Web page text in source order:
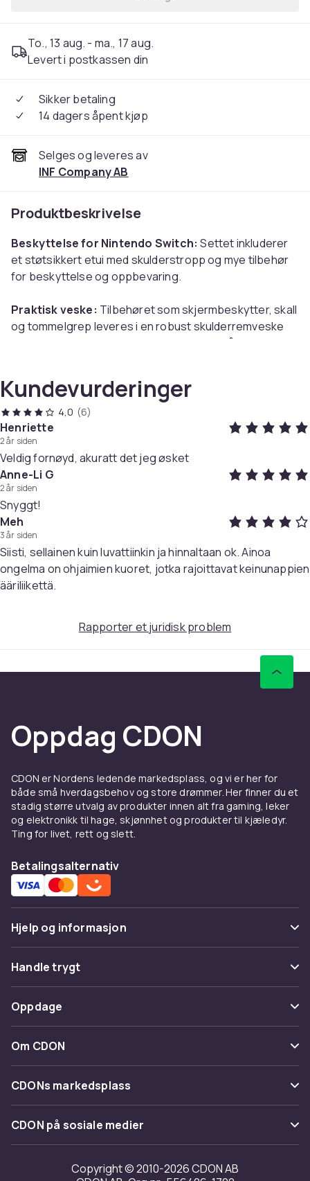
To., 13 aug. - ma., 17 aug.
Levert i postkassen din
Sikker betaling
14 dagers åpent kjøp
Selges og leveres av
INF Company AB
Produktbeskrivelse
Beskyttelse for Nintendo Switch: Settet inkluderer
et støtsikkert etui med skulderstropp og mye tilbehør
for beskyttelse og oppbevaring.
Praktisk veske: Tilbehøret som skjermbeskytter, skall
og tommelgrep leveres i en robust skulderremveske
som er praktisk oppbevaring og perfekt når du skal ha
Totalt 10 deler: Settet inkluderer en veske, et
sammenleggbart stativ, en håndleddsstropp, en
skulderreim, en skjermbeskytter i herdet glass, et rosa
beskyttelsesskall og 4 stk tommelgrep for knappene.
Spesifikasjoner:
Farge: Rosa
Mål: 26x11,5x3 cm
Materiale: PU-skinn
Kompatibel med: Nintendo Switch
Pakken inkluderer:
1 x Rosa bæreveske
1 x håndleddsstropp
1 x Rosa beskyttelsesskall
Vekt, gram
Artikkel nr.
05c1172c-6845-4bfe-b74c-9de0ce9555cc
Produktsikkerhetsinformasjon
Kundevurderinger
4,0 (6)
Henriette
2 år siden
Veldig fornøyd, akuratt det jeg øsket
Anne-Li G
2 år siden
Snyggt!
Meh
3 år siden
Siisti, sellainen kuin luvattiinkin ja hinnaltaan ok. Ainoa
ongelma on ohjaimien kuoret, jotka rajoittavat keinunappien
ääriliikettä.
Rapporter et juridisk problem
Oppdag CDON
CDON er Nordens ledende markedsplass, og vi er her for
både små hverdagsbehov og store drømmer. Her finner du et
stadig større utvalg av produkter innen alt fra gaming, leker
og elektronikk til hage, skjønnhet og produkter til kjæledyr.
Ting for livet, rett og slett.
Betalingsalternativ
Hjelp og informasjon
Vanlige spørsmål
Spor pakke
Angre & returner her
Kontakt oss
Handle trygt
Betaling
Levering
Tilbakekallinger
Oppdage
Kategorier
Varemerker
Om CDON
Om oss
Kundeanmeldelser
Jobbe på CDON
Investor relations
CDONs markedsplass
Merchant Help Center
CDON på sosiale medier
Copyright © 2010-2026 CDON AB